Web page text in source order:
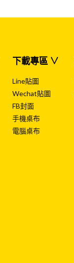
下載專區 ∨
Line貼圖
Wechat貼圖
FB封面
手機桌布
電腦桌布